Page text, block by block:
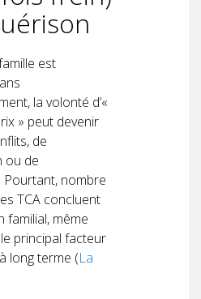
est
la volonté d’«
» peut devenir
de
ou de
Pourtant, nombre
TCA concluent
familial, même
principal facteur
long terme (La